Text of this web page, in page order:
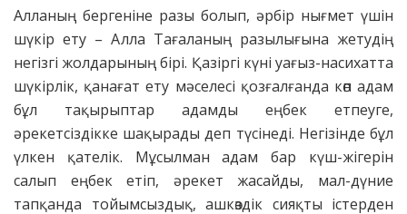
Алланың бергеніне разы болып, әрбір нығмет үшін
шүкір ету – Алла Тағаланың разылығына жетудің
негізгі жолдарының бірі. Қазіргі күні уағыз-насихатта
шүкірлік, қанағат ету мәселесі қозғалғанда көп адам
бұл тақырыптар адамды еңбек етпеуге,
әрекетсіздікке шақырады деп түсінеді. Негізінде бұл
үлкен қателік. Мұсылман адам бар күш-жігерін
салып еңбек етіп, әрекет жасайды, мал-дүние
тапқанда тойымсыздық, ашкөздік сияқты істерден